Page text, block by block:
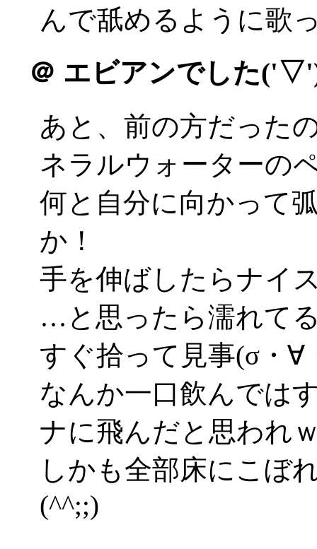
んで舐めるように歌
＠ エビアンでした
あと、前の方だった
ネラルウォーターの
何と自分に向かって
か！
手を伸ばしたらナイ
…と思ったら濡れて
すぐ拾って見事(σ・∀
なんか一口飲んでは
ナに飛んだと思われ
しかも全部床にこぼ
(^^;;)